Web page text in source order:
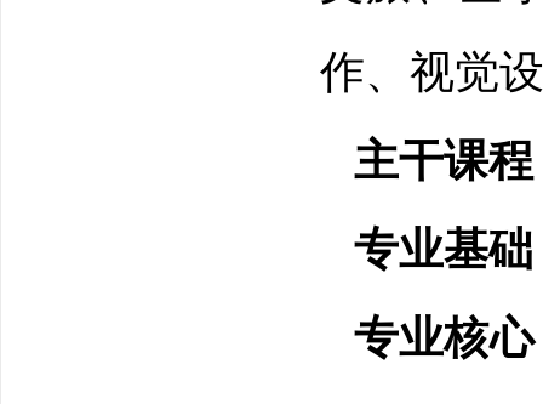
作、视觉
主干课程
专业基
专业核